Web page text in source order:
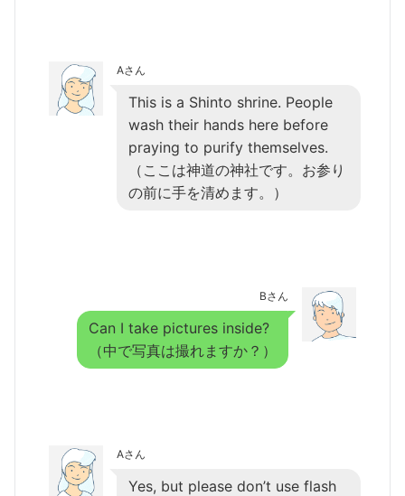
Aさん
This is a Shinto shrine. People
wash their hands here before
praying to purify themselves.
（ここは神道の神社です。お参り
の前に手を清めます。）
Bさん
Can I take pictures inside?
（中で写真は撮れますか？）
Aさん
Yes, but please don’t use flash